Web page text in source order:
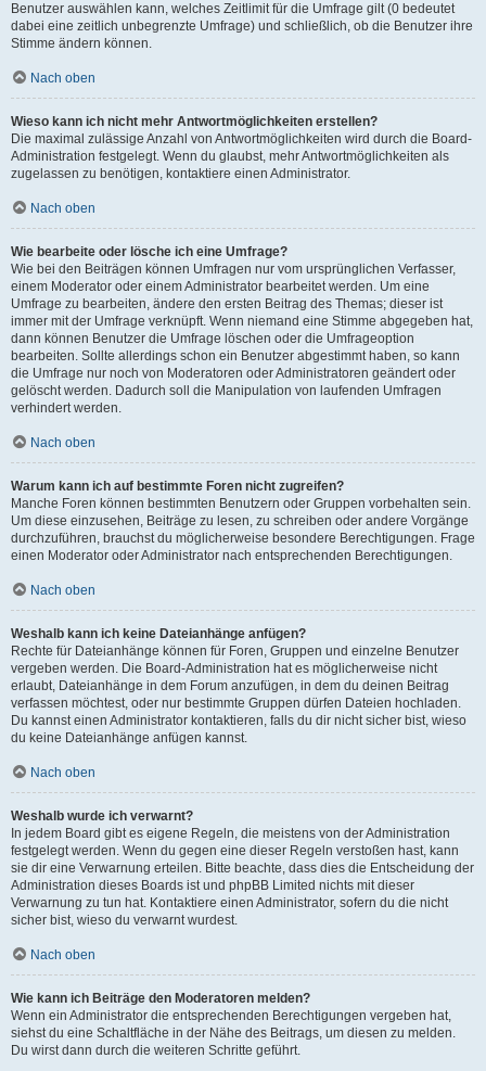
Benutzer auswählen kann, welches Zeitlimit für die Umfrage gilt (0 bedeutet
dabei eine zeitlich unbegrenzte Umfrage) und schließlich, ob die Benutzer ihre
Stimme ändern können.
Nach oben
Wieso kann ich nicht mehr Antwortmöglichkeiten erstellen?
Die maximal zulässige Anzahl von Antwortmöglichkeiten wird durch die Board-
Administration festgelegt. Wenn du glaubst, mehr Antwortmöglichkeiten als
zugelassen zu benötigen, kontaktiere einen Administrator.
Nach oben
Wie bearbeite oder lösche ich eine Umfrage?
Wie bei den Beiträgen können Umfragen nur vom ursprünglichen Verfasser,
einem Moderator oder einem Administrator bearbeitet werden. Um eine
Umfrage zu bearbeiten, ändere den ersten Beitrag des Themas; dieser ist
immer mit der Umfrage verknüpft. Wenn niemand eine Stimme abgegeben hat,
dann können Benutzer die Umfrage löschen oder die Umfrageoption
bearbeiten. Sollte allerdings schon ein Benutzer abgestimmt haben, so kann
die Umfrage nur noch von Moderatoren oder Administratoren geändert oder
gelöscht werden. Dadurch soll die Manipulation von laufenden Umfragen
verhindert werden.
Nach oben
Warum kann ich auf bestimmte Foren nicht zugreifen?
Manche Foren können bestimmten Benutzern oder Gruppen vorbehalten sein.
Um diese einzusehen, Beiträge zu lesen, zu schreiben oder andere Vorgänge
durchzuführen, brauchst du möglicherweise besondere Berechtigungen. Frage
einen Moderator oder Administrator nach entsprechenden Berechtigungen.
Nach oben
Weshalb kann ich keine Dateianhänge anfügen?
Rechte für Dateianhänge können für Foren, Gruppen und einzelne Benutzer
vergeben werden. Die Board-Administration hat es möglicherweise nicht
erlaubt, Dateianhänge in dem Forum anzufügen, in dem du deinen Beitrag
verfassen möchtest, oder nur bestimmte Gruppen dürfen Dateien hochladen.
Du kannst einen Administrator kontaktieren, falls du dir nicht sicher bist, wieso
du keine Dateianhänge anfügen kannst.
Nach oben
Weshalb wurde ich verwarnt?
In jedem Board gibt es eigene Regeln, die meistens von der Administration
festgelegt werden. Wenn du gegen eine dieser Regeln verstoßen hast, kann
sie dir eine Verwarnung erteilen. Bitte beachte, dass dies die Entscheidung der
Administration dieses Boards ist und phpBB Limited nichts mit dieser
Verwarnung zu tun hat. Kontaktiere einen Administrator, sofern du die nicht
sicher bist, wieso du verwarnt wurdest.
Nach oben
Wie kann ich Beiträge den Moderatoren melden?
Wenn ein Administrator die entsprechenden Berechtigungen vergeben hat,
siehst du eine Schaltfläche in der Nähe des Beitrags, um diesen zu melden.
Du wirst dann durch die weiteren Schritte geführt.